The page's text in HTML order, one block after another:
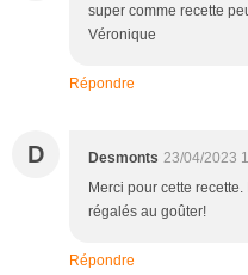
super comme recette
Véronique
Répondre
D Desmonts 23/04/2023
Merci pour cette
régalés au goûter!
Répondre